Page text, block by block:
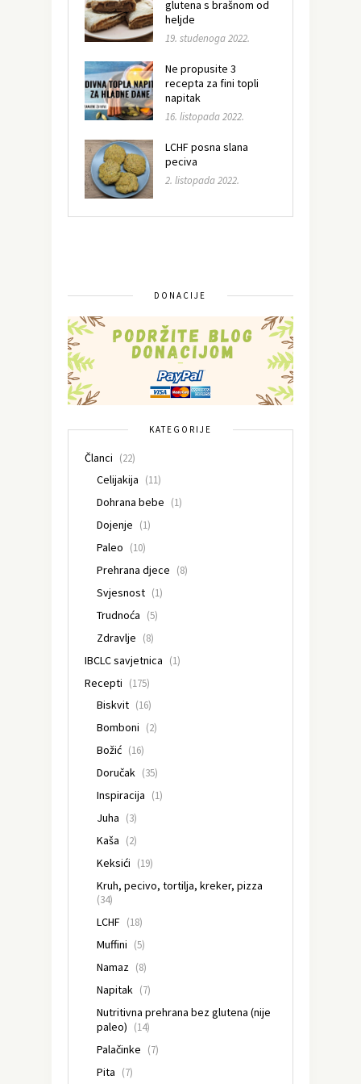
glutena s brašnom od
heljde
19. studenoga 2022.
Ne propusite 3
recepta za fini topli
napitak
16. listopada 2022.
LCHF posna slana
peciva
2. listopada 2022.
DONACIJE
KATEGORIJE
Članci (22)
Celijakija (11)
Dohrana bebe (1)
Dojenje (1)
Paleo (10)
Prehrana djece (8)
Svjesnost (1)
Trudnoća (5)
Zdravlje (8)
IBCLC savjetnica (1)
Recepti (175)
Biskvit (16)
Bomboni (2)
Božić (16)
Doručak (35)
Inspiracija (1)
Juha (3)
Kaša (2)
Keksići (19)
Kruh, pecivo, tortilja, kreker, pizza
(34)
LCHF (18)
Muffini (5)
Namaz (8)
Napitak (7)
Nutritivna prehrana bez glutena (nije
paleo) (14)
Palačinke (7)
Pita (7)